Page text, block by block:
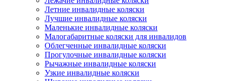
Летние инвалидные коляски
Лучшие инвалидные коляски
Маленькие инвалидные коляски
Малогабаритные коляски для инвалидов
Облегченные инвалидные коляски
Прогулочные инвалидные коляски
Рычажные инвалидные коляски
Узкие инвалидные коляски